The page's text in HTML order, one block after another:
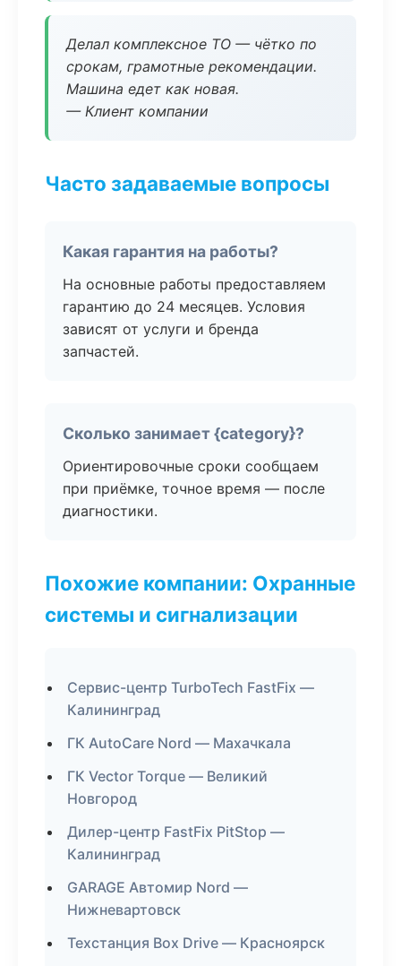
Делал комплексное ТО — чётко по
срокам, грамотные рекомендации.
Машина едет как новая.
— Клиент компании
Часто задаваемые вопросы
Какая гарантия на работы?
На основные работы предоставляем
гарантию до 24 месяцев. Условия
зависят от услуги и бренда
запчастей.
Сколько занимает {category}?
Ориентировочные сроки сообщаем
при приёмке, точное время — после
диагностики.
Похожие компании: Охранные
системы и сигнализации
Сервис-центр TurboTech FastFix —
Калининград
ГК AutoCare Nord — Махачкала
ГК Vector Torque — Великий
Новгород
Дилер-центр FastFix PitStop —
Калининград
GARAGE Автомир Nord —
Нижневартовск
Техстанция Box Drive — Красноярск